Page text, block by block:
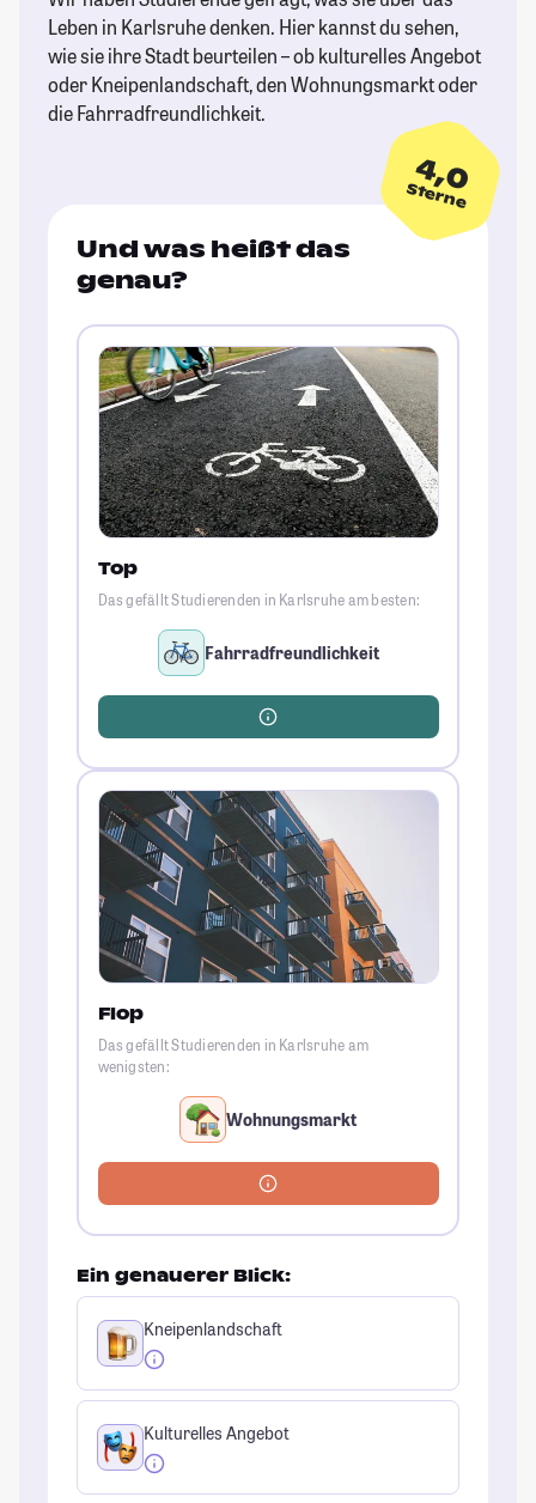
Leben in Karlsruhe denken. Hier kannst du sehen,
wie sie ihre Stadt beurteilen – ob kulturelles Angebot
oder Kneipenlandschaft, den Wohnungsmarkt oder
die Fahrradfreundlichkeit.
4,0
Sterne
Und was heißt das
genau?
Top
Das gefällt Studierenden in Karlsruhe am besten:
Fahrradfreundlichkeit
Flop
Das gefällt Studierenden in Karlsruhe am
wenigsten:
Wohnungsmarkt
Ein genauerer Blick:
Kneipenlandschaft
Kulturelles Angebot